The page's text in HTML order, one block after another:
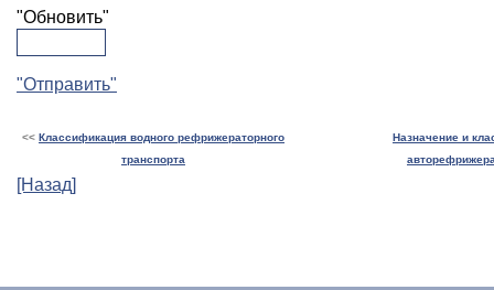
"Обновить"
"Отправить"
<< Классификация водного рефрижераторного
транспорта
Назначение и
[Назад]